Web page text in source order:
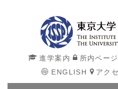
進学案内 所内ページ
ENGLISH
アク